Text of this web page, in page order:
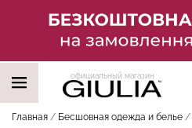
официальный магазин
Главная Бесшовная одежда и белье
НАШИ ТРЕНДОВЫЕ ТОВАРЫ